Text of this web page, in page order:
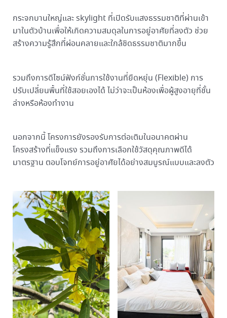
กระจกบานใหญ่และ skylight ที่เปิดรับแสงธรรมชาติที่ผ่านเข้า
มาในตัวบ้านเพื่อให้เกิดความสมดุลในการอยู่อาศัยที่ลงตัว ช่วย
สร้างความรู้สึกที่ผ่อนคลายและใกล้ชิดธรรมชาติมากขึ้น
รวมถึงการดีไซน์ฟังก์ชั่นการใช้งานที่ยืดหยุ่น (Flexible) การ
ปรับเปลี่ยนพื้นที่ใช้สอยเองได้ ไม่ว่าจะเป็นห้องเพื่อผู้สูงอายุที่ชั้น
ล่างหรือห้องทำงาน
นอกจากนี้ โครงการยังรองรับการต่อเติมในอนาคตผ่าน
โครงสร้างที่แข็งแรง รวมถึงการเลือกใช้วัสดุคุณภาพดีได้
มาตรฐาน ตอบโจทย์การอยู่อาศัยได้อย่างสมบูรณ์แบบและลงตัว